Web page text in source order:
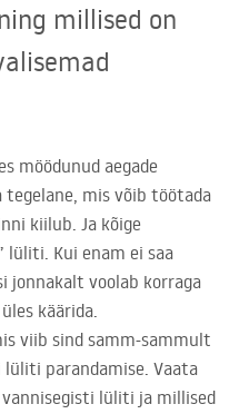
millised on
möödunud aegade
mis võib töötada
kiilub. Ja kõige
lüliti. Kui enam ei saa
jonnakalt voolab korraga
käärida.
viib sind samm-sammult
parandamise. Vaata
lüliti ja millised